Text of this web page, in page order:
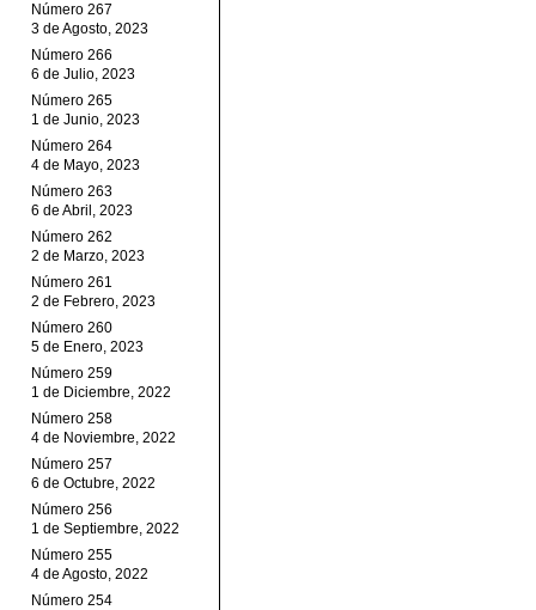
Número 267
3 de Agosto, 2023
Número 266
6 de Julio, 2023
Número 265
1 de Junio, 2023
Número 264
4 de Mayo, 2023
Número 263
6 de Abril, 2023
Número 262
2 de Marzo, 2023
Número 261
2 de Febrero, 2023
Número 260
5 de Enero, 2023
Número 259
1 de Diciembre, 2022
Número 258
4 de Noviembre, 2022
Número 257
6 de Octubre, 2022
Número 256
1 de Septiembre, 2022
Número 255
4 de Agosto, 2022
Número 254